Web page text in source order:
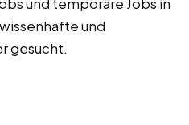
und
gesucht.